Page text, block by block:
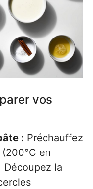
vos
: Préchauffez
en
Découpez la